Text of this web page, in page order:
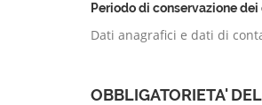
Periodo di conservazione dei
Dati anagrafici e dati di
OBBLIGATORIETA'